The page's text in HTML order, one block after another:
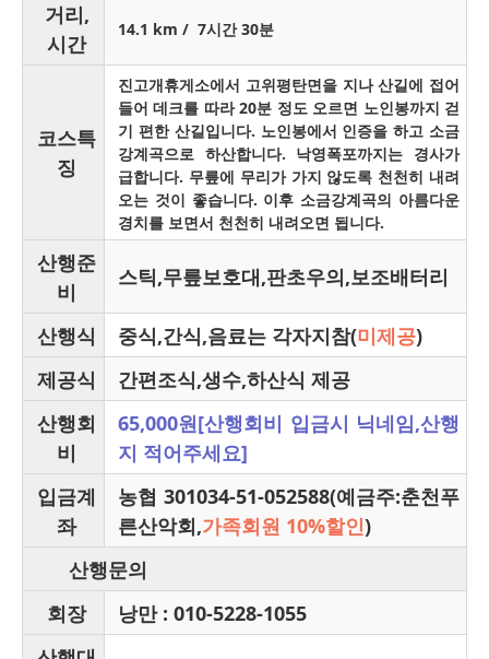
거리,
시간
14.1 km / 7시간 30분
코스특
징
진고개휴게소에서 고위평탄면을 지나 산길에 접어
들어 데크를 따라 20분 정도 오르면 노인봉까지 걷
기 편한 산길입니다. 노인봉에서 인증을 하고 소금
강계곡으로 하산합니다. 낙영폭포까지는 경사가
급합니다. 무릎에 무리가 가지 않도록 천천히 내려
오는 것이 좋습니다. 이후 소금강계곡의 아름다운
경치를 보면서 천천히 내려오면 됩니다.
산행준
비
스틱,무릎보호대,판초우의,보조배터리
산행식 중식,간식,음료는 각자지참(미제공)
제공식
간편조식,생수,하산식 제공
산행회
비
65,000원[산행회비 입금시 닉네임,산행
지 적어주세요]
입금계
좌
농협 301034-51-052588(예금주:춘천푸
른산악회,가족회원 10%할인)
산행문의
회장
낭만 : 010-5228-1055